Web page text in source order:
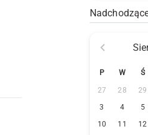
P W Ś
27 28 29
3
4 5
10
11 12